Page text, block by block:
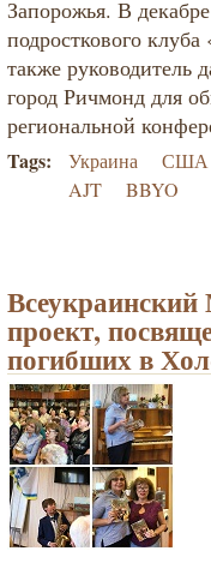
Запорожья. В
подросткового
также руководитель
город Ричмонд для
региональной
Tags: Украина
США
AJT
BBYO
проект,
погибших в